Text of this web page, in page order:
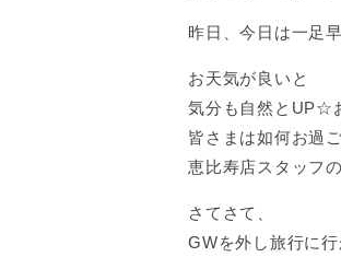
昨日、今日は一足
お天気が良いと
気分も自然とUP☆
皆さまは如何お過
恵比寿店スタッフ
さてさて、
GWを外し旅行に